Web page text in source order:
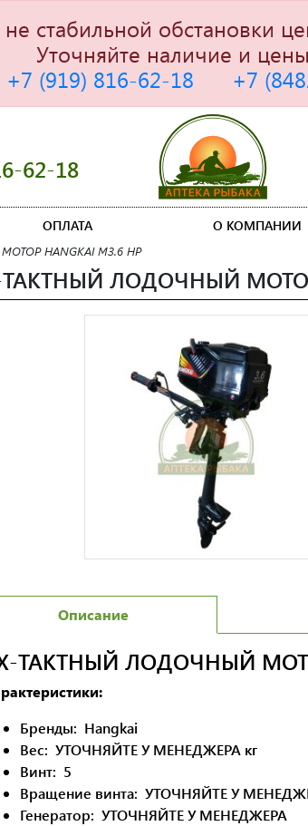
стабильной обстановки
Уточняйте наличие и
+7 (919) 816-62-18
+7
62-18
ОПЛАТА О КОМПАНИИ
HANGKAI M3.6 HP
ЛОДОЧНЫЙ МОТОР
Описание
ТАКТНЫЙ ЛОДОЧНЫЙ
Бренды: Hangkai
Вес: УТОЧНЯЙТЕ У МЕНЕДЖЕРА кг
Винт: 5
Вращение винта: УТОЧНЯЙТЕ У
Генератор: УТОЧНЯЙТЕ У МЕНЕДЖЕРА